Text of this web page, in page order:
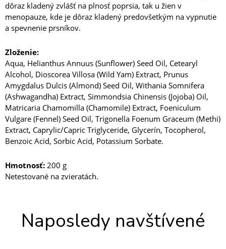
dôraz kladený zvlášť na plnosť poprsia, tak u žien v
menopauze, kde je dôraz kladený predovšetkým na vypnutie
a spevnenie prsníkov.
Zloženie:
Aqua, Helianthus Annuus (Sunflower) Seed Oil, Cetearyl
Alcohol, Dioscorea Villosa (Wild Yam) Extract, Prunus
Amygdalus Dulcis (Almond) Seed Oil, Withania Somnifera
(Ashwagandha) Extract, Simmondsia Chinensis (Jojoba) Oil,
Matricaria Chamomilla (Chamomile) Extract, Foeniculum
Vulgare (Fennel) Seed Oil, Trigonella Foenum Graceum (Methi)
Extract, Caprylic/Capric Triglyceride, Glycerín, Tocopherol,
Benzoic Acid, Sorbic Acid, Potassium Sorbate.
Hmotnosť: 200 g
Netestované na zvieratách.
Naposledy navštívené